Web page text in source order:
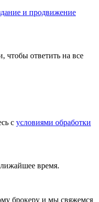
и продвижение
чтобы ответить на все
с условиями обработки
время.
брокеру и мы свяжемся